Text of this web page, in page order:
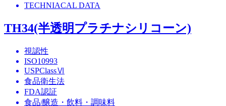
TECHNIACAL DATA
TH34(半透明プラチナシリコーン)
視認性
ISO10993
USPClassⅥ
食品衛生法
FDA認証
食品/醸造・飲料・調味料